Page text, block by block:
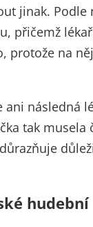
jinak. Podle
přičemž
na
následná
tak musela